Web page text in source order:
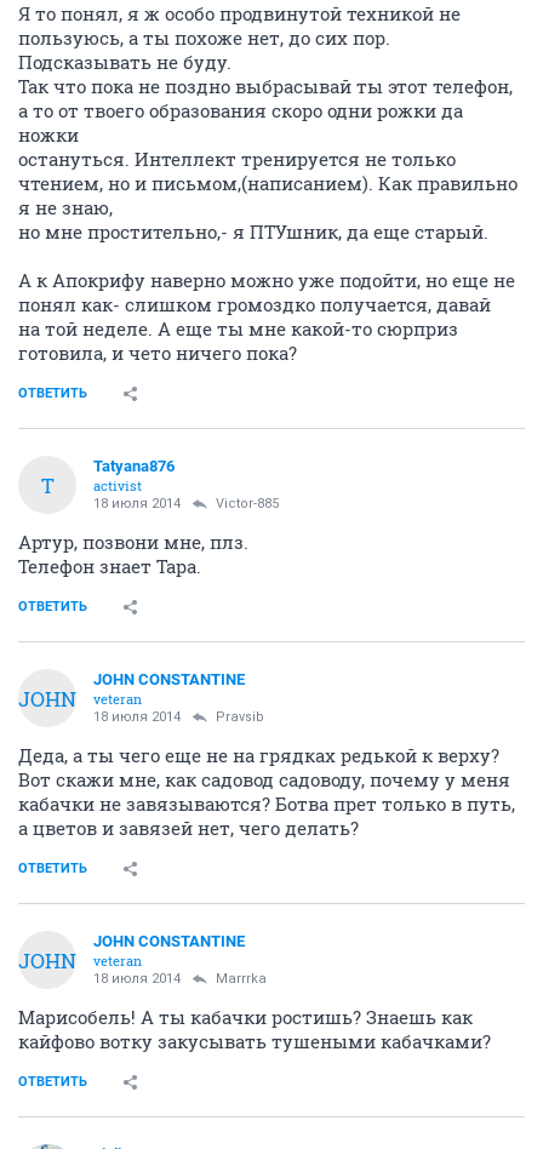
Я то понял, я ж особо продвинутой техникой не
пользуюсь, а ты похоже нет, до сих пор.
Подсказывать не буду.
Так что пока не поздно выбрасывай ты этот телефон,
а то от твоего образования скоро одни рожки да
ножки
остануться. Интеллект тренируется не только
чтением, но и письмом,(написанием). Как правильно
я не знаю,
но мне простительно,- я ПТУшник, да еще старый.
А к Апокрифу наверно можно уже подойти, но еще не
понял как- слишком громоздко получается, давай
на той неделе. А еще ты мне какой-то сюрприз
готовила, и чето ничего пока?
ОТВЕТИТЬ
T
Tatyana876
activist
18 июля 2014 Victor-885
Артур, позвони мне, плз.
Телефон знает Тара.
ОТВЕТИТЬ
JOHN
JOHN CONSTANTINE
veteran
18 июля 2014 Pravsib
Деда, а ты чего еще не на грядках редькой к верху?
Вот скажи мне, как садовод садоводу, почему у меня
кабачки не завязываются? Ботва прет только в путь,
а цветов и завязей нет, чего делать?
ОТВЕТИТЬ
JOHN
JOHN CONSTANTINE
veteran
18 июля 2014 Marrrka
Марисобель! А ты кабачки ростишь? Знаешь как
кайфово вотку закусывать тушеными кабачками?
ОТВЕТИТЬ